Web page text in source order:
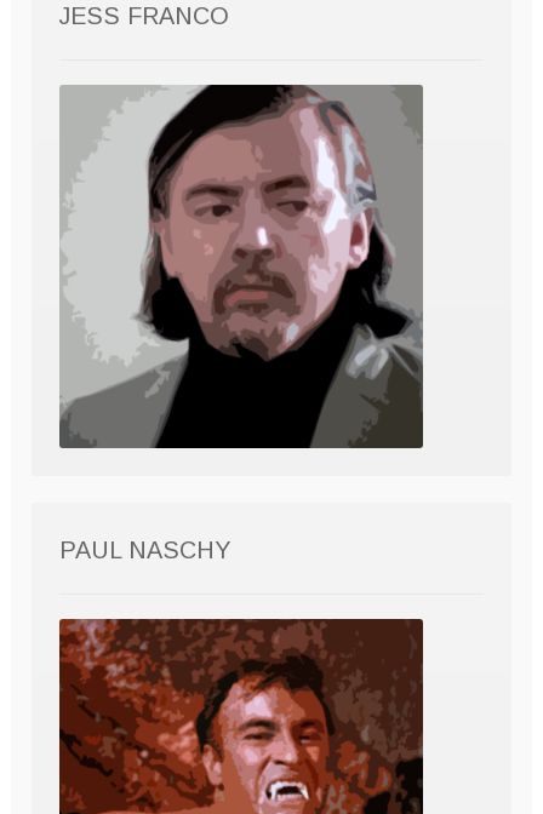
JESS FRANCO
PAUL NASCHY